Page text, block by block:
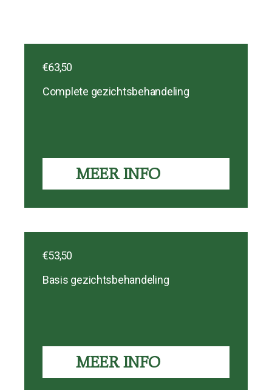
€63,50
Complete gezichtsbehandeling
MEER INFO
€53,50
Basis gezichtsbehandeling
MEER INFO